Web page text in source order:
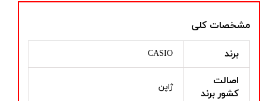
مشخصات کلی
برند CASIO
اصالت
کشور برند
ژاپن